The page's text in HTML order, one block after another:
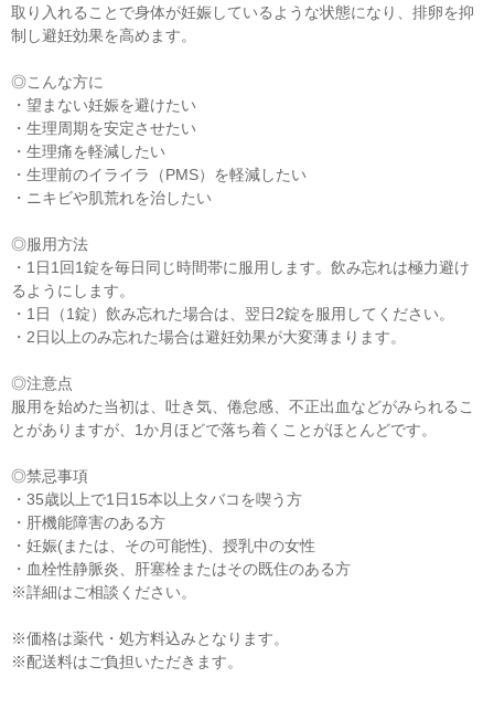
取り入れることで身体が妊娠しているような状態になり、排卵を抑
制し避妊効果を高めます。
◎こんな方に
・望まない妊娠を避けたい
・生理周期を安定させたい
・生理痛を軽減したい
・生理前のイライラ（PMS）を軽減したい
・ニキビや肌荒れを治したい
◎服用方法
・1日1回1錠を毎日同じ時間帯に服用します。飲み忘れは極力避け
るようにします。
・1日（1錠）飲み忘れた場合は、翌日2錠を服用してください。
・2日以上のみ忘れた場合は避妊効果が大変薄まります。
◎注意点
服用を始めた当初は、吐き気、倦怠感、不正出血などがみられるこ
とがありますが、1か月ほどで落ち着くことがほとんどです。
◎禁忌事項
・35歳以上で1日15本以上タバコを喫う方
・肝機能障害のある方
・妊娠(または、その可能性)、授乳中の女性
・血栓性静脈炎、肝塞栓またはその既住のある方
※詳細はご相談ください。
※価格は薬代・処方料込みとなります。
※配送料はご負担いただきます。